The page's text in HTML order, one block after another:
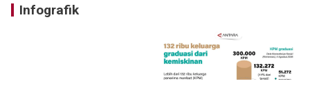
Infografik